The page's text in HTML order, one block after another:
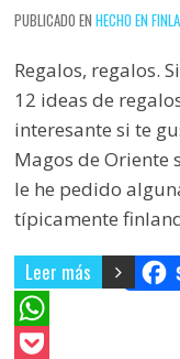
PUBLICADO EN HECHO EN
Regalos, regalos.
12 ideas de
interesante si te
Magos de Oriente
le he pedido
típicamente
Leer más
W